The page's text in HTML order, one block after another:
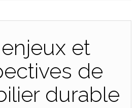
et
de
durable